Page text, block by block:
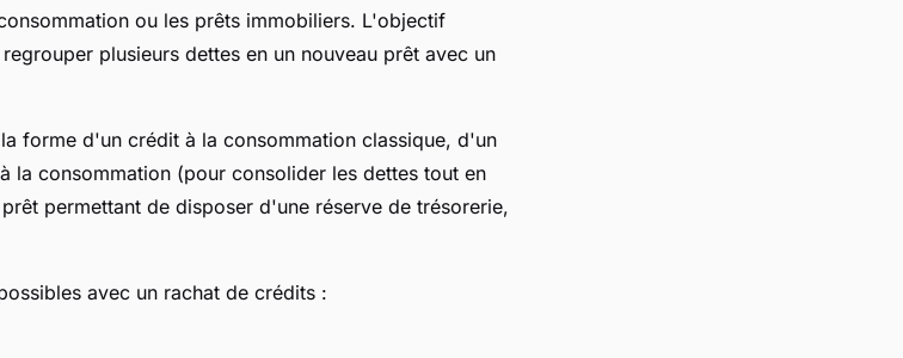
ou les prêts immobiliers. L'objectif
plusieurs dettes en un nouveau prêt avec un
forme d'un crédit à la consommation classique, d'un
la consommation (pour consolider les dettes tout en
permettant de disposer d'une réserve de trésorerie,
avec un rachat de crédits :